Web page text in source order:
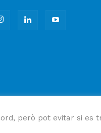
però pot evitar si es